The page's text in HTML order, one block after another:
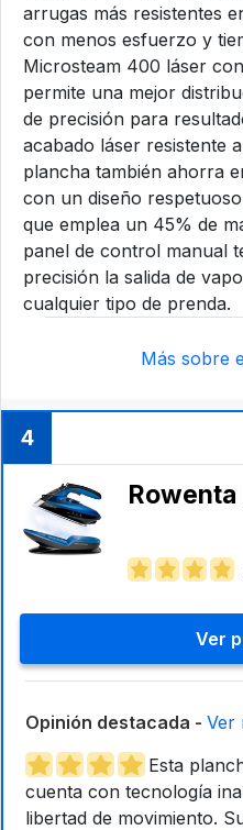
arrugas más resistentes
con menos esfuerzo y
Microsteam 400 láser
permite una mejor
de precisión para
acabado láser resistente
plancha también ahorra
con un diseño
que emplea un 45% de
panel de control manual
precisión la salida de
cualquier tipo de prenda.
Más sobre
4
Ver
Opinión destacada - Ver
Esta
cuenta con tecnología
libertad de movimiento.